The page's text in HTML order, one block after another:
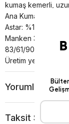
kumaş kemerli,
Ana Kumaş: %100
Astar: %100
Manken 36 beden
83/61/90
Üretim yeri: Türkiye
Yorumlar (0)
Taksit